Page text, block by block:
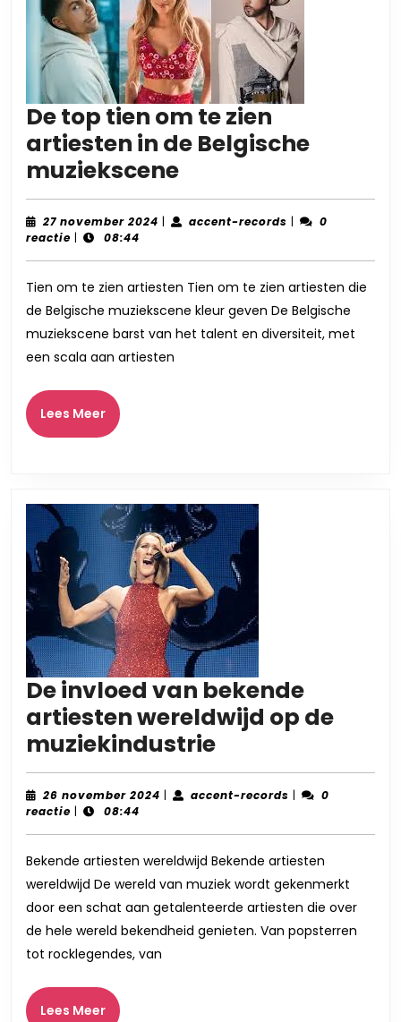
De top tien om te zien
artiesten in de Belgische
muzieksceneDe
top
tien
te
zien
artiesten
27 november 2024 27| accent-records accent-
|
0
reactie | 08:44
Tien om te zien artiesten Tien om te zien artiesten die
de Belgische muziekscene kleur geven De Belgische
muziekscene barst van het talent en diversiteit, met
een scala aan artiesten
Lees MeerLees
Meer
De invloed van bekende
artiesten wereldwijd op de
muziekindustrieDe
invloed
van
artiesten
wereldwijd
op
de
26 november 2024 26
| accent-records accent-
|
0
reactie | 08:44
Bekende artiesten wereldwijd Bekende artiesten
wereldwijd De wereld van muziek wordt gekenmerkt
door een schat aan getalenteerde artiesten die over
de hele wereld bekendheid genieten. Van popsterren
tot rocklegendes, van
Lees MeerLees